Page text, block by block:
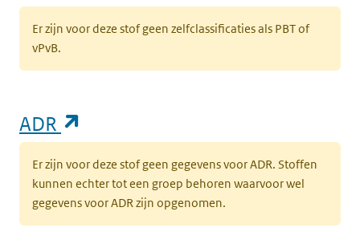
Er zijn voor deze stof geen zelfclassificaties als PBT of
vPvB.
ADR
Er zijn voor deze stof geen gegevens voor ADR. Stoffen
kunnen echter tot een groep behoren waarvoor wel
gegevens voor ADR zijn opgenomen.